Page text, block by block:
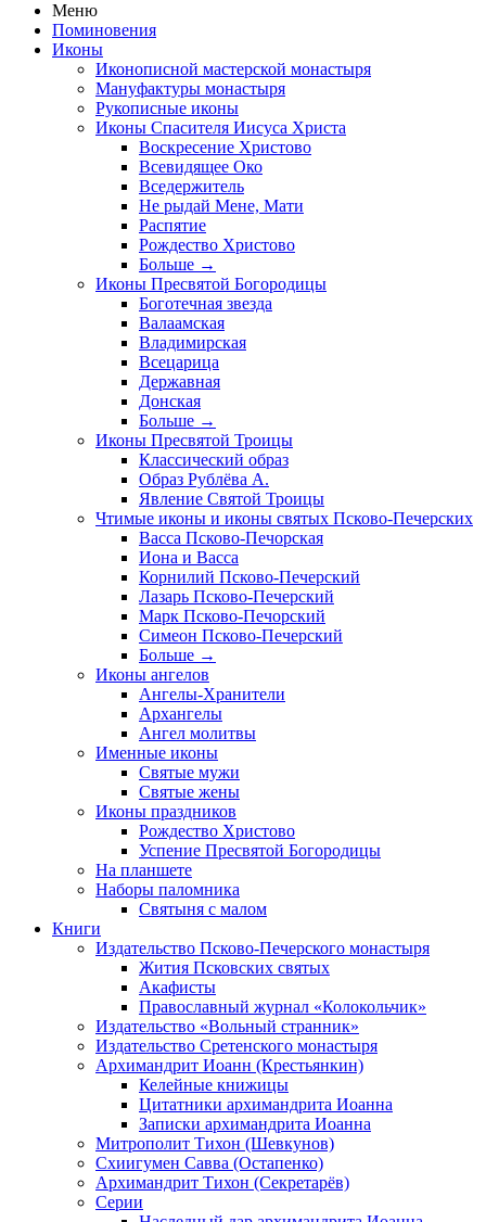
Меню
Поминовения
Иконы
Иконописной мастерской монастыря
Мануфактуры монастыря
Рукописные иконы
Иконы Спасителя Иисуса Христа
Воскресение Христово
Всевидящее Око
Вседержитель
Не рыдай Мене, Мати
Распятие
Рождество Христово
Больше →
Иконы Пресвятой Богородицы
Боготечная звезда
Валаамская
Владимирская
Всецарица
Державная
Донская
Больше →
Иконы Пресвятой Троицы
Классический образ
Образ Рублёва А.
Явление Святой Троицы
Чтимые иконы и иконы святых Псково-Печерских
Васса Псково-Печорская
Иона и Васса
Корнилий Псково-Печерский
Лазарь Псково-Печерский
Марк Псково-Печорский
Симеон Псково-Печерский
Больше →
Иконы ангелов
Ангелы-Хранители
Архангелы
Ангел молитвы
Именные иконы
Святые мужи
Святые жены
Иконы праздников
Рождество Христово
Успение Пресвятой Богородицы
На планшете
Наборы паломника
Святыня с малом
Книги
Издательство Псково-Печерского монастыря
Жития Псковских святых
Акафисты
Православный журнал «Колокольчик»
Издательство «Вольный странник»
Издательство Сретенского монастыря
Архимандрит Иоанн (Крестьянкин)
Келейные книжицы
Цитатники архимандрита Иоанна
Записки архимандрита Иоанна
Митрополит Тихон (Шевкунов)
Схиигумен Савва (Остапенко)
Архимандрит Тихон (Секретарёв)
Серии